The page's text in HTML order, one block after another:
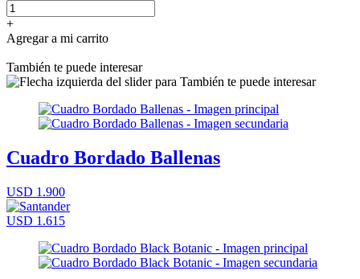
+
Agregar a mi carrito
También te puede interesar
Cuadro Bordado Ballenas
USD 1.900
USD 1.615